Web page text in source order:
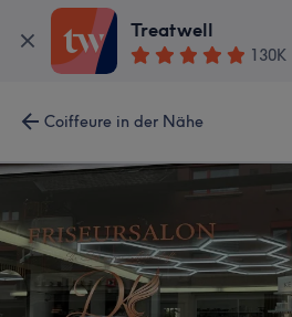
Treatwell
130K
Coiffeure in der Nähe